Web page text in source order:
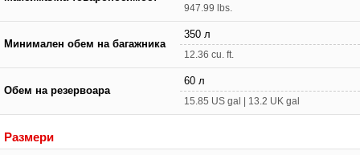
947.99 lbs.
Минимален обем на багажника
350 л
12.36 cu. ft.
Обем на резервоара
60 л
15.85 US gal | 13.2 UK gal
Размери